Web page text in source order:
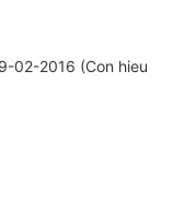
02-2016 (Con hieu